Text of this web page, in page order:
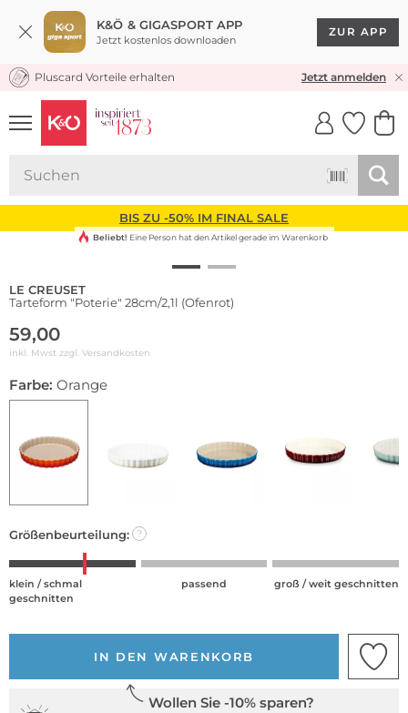
K&Ö & GIGASPORT APP
Jetzt kostenlos downloaden
ZUR APP
KOSTENLOSER VERSAND* & RÜCKVERSAND
Pluscard Vorteile erhalten Jetzt anmelden
UNSERE APP
CLICK &
BIS ZU -50% IM FINAL SALE
Beliebt! Eine Person hat den Artikel gerade im Warenkorb
LE CREUSET
Tarteform "Poterie" 28cm/2,1l (Ofenrot)
59,00
inkl. Mwst zzgl. Versandkosten
Farbe: Orange
Größenbeurteilung: ?
klein / schmal
geschnitten
passend groß / weit geschnitten
IN DEN WARENKORB
Wollen Sie -10% sparen?